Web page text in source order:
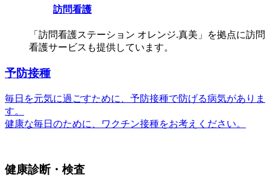
訪問看護
「訪問看護ステーション オレンジ.真美」を拠点に訪問
看護サービスも提供しています。
予防接種
毎日を元気に過ごすために、予防接種で防げる病気がありま
す。
健康な毎日のために、ワクチン接種をお考えください。
健康診断・検査